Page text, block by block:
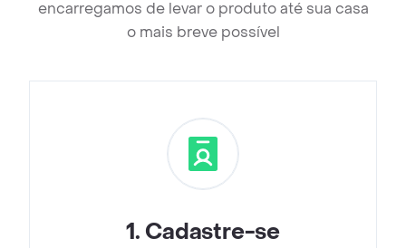
encarregamos de levar o produto até sua casa
o mais breve possível
1. Cadastre-se